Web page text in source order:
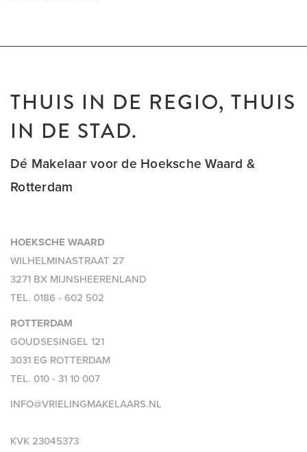
THUIS IN DE REGIO, THUIS
IN DE STAD.
Dé Makelaar voor de Hoeksche Waard &
Rotterdam
HOEKSCHE WAARD
WILHELMINASTRAAT 27
3271 BX MIJNSHEERENLAND
TEL. 0186 - 602 502
ROTTERDAM
GOUDSESINGEL 121
3031 EG ROTTERDAM
TEL. 010 - 31 10 007
INFO@VRIELINGMAKELAARS.NL
KVK 23045373